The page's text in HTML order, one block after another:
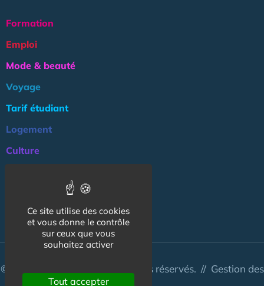
Formation
Emploi
Mode & beauté
Voyage
Tarif étudiant
Logement
Culture
NOS AUTRES SITES :
© CapCampus 2026 - Tous droits réservés. // Gestion des
Ce site utilise des cookies
et vous donne le contrôle
sur ceux que vous
souhaitez activer
Tout accepter